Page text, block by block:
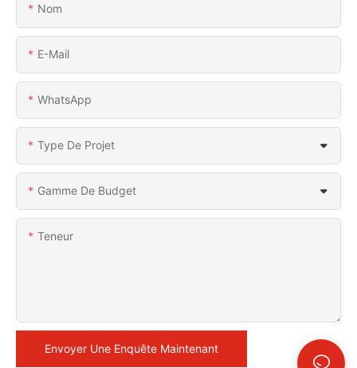
Nom
E-Mail
WhatsApp
Type De Projet
Gamme De Budget
Teneur
Envoyer Une Enquête Maintenant